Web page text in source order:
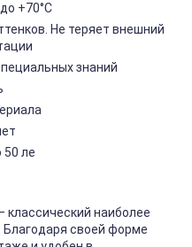
+70°C
Не теряет внешний
знаний
50 ле
классический наиболее
своей форме